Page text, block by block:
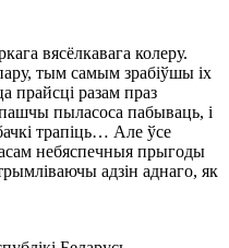
вясёлкавага колеру.
тым самым зрабіўшы іх
прайсці разам праз
пыласоса пабываць, і
трапіць… Але ўсе
небяспечныя прыгоды
адзін аднаго, як